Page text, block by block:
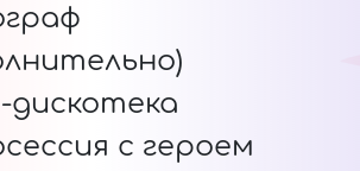
с героем